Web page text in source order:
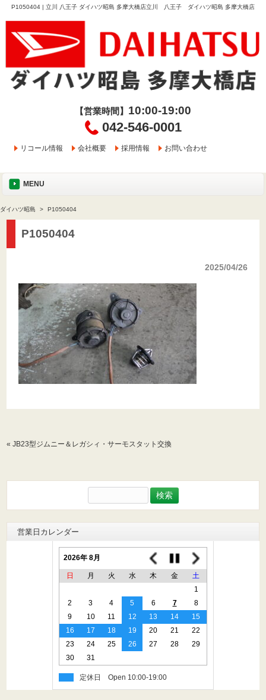
P1050404 | 立川 八王子 ダイハツ昭島 多摩大橋店立川 八王子 ダイハツ昭島 多摩大橋店
【営業時間】 10:00-19:00
042-546-0001
リコール情報 会社概要 採用情報 お問い合わせ
MENU
ダイハツ昭島 P1050404
P1050404
2025/04/26
«JB23型ジムニー＆レガシィ・サーモスタット交換
索:
営業日カレンダー
2026年 8月
日 月 火 水 木 金
土
1
2
3 4 5 6 7
8
9
10 11 12 13 14
15
16
17 18 19 20 21
22
23
24 25 26 27 28
29
30
31
定休日